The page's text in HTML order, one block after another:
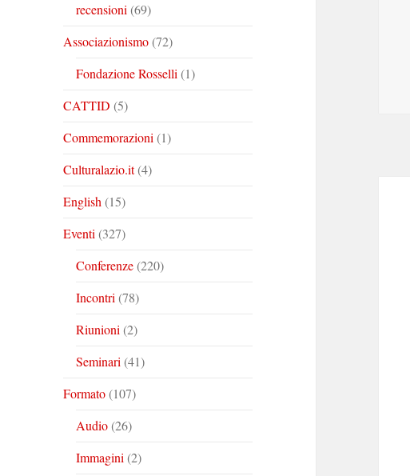
recensioni (69)
Associazionismo(72)
Fondazione Rosselli (1)
CATTID (5)
Commemorazioni (1)
Culturalazio.it(4)
English (15)
Eventi (327)
Conferenze(220)
Incontri (78)
Riunioni (2)
Seminari (41)
Formato(107)
Audio(26)
Immagini (2)